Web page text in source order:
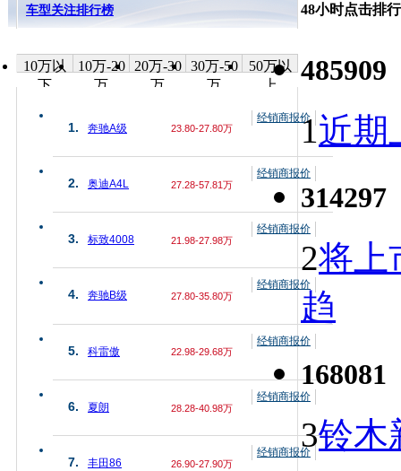
车型关注排行榜
10万以
下
10万-20
万
20万-30
万
30万-50
万
50万以
上
1. 奔驰A级 23.80-27.80万
经销商报价
2. 奥迪A4L 27.28-57.81万
经销商报价
3. 标致4008 21.98-27.98万
经销商报价
4. 奔驰B级 27.80-35.80万
经销商报价
5. 科雷傲 22.98-29.68万
经销商报价
6. 夏朗 28.28-40.98万
经销商报价
7. 丰田86 26.90-27.90万
经销商报价
48小时点击排行
485909
1近期
314297
2将上
趋
168081
3铃木